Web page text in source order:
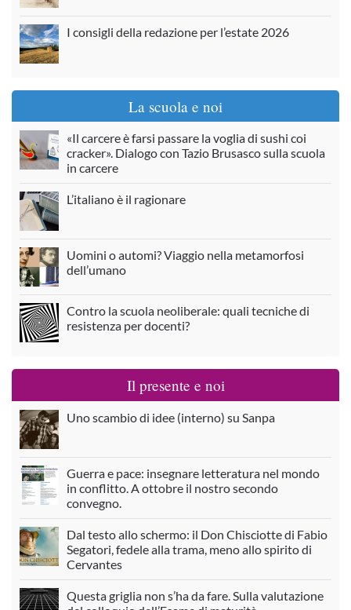
I consigli della redazione per l’estate 2026
La scuola e noi
«Il carcere è farsi passare la voglia di sushi coi
cracker». Dialogo con Tazio Brusasco sulla scuola
in carcere
L’italiano è il ragionare
Uomini o automi? Viaggio nella metamorfosi
dell’umano
Contro la scuola neoliberale: quali tecniche di
resistenza per docenti?
Il presente e noi
Uno scambio di idee (interno) su Sanpa
Guerra e pace: insegnare letteratura nel mondo
in conflitto. A ottobre il nostro secondo
convegno.
Dal testo allo schermo: il Don Chisciotte di Fabio
Segatori, fedele alla trama, meno allo spirito di
Cervantes
Questa griglia non s’ha da fare. Sulla valutazione